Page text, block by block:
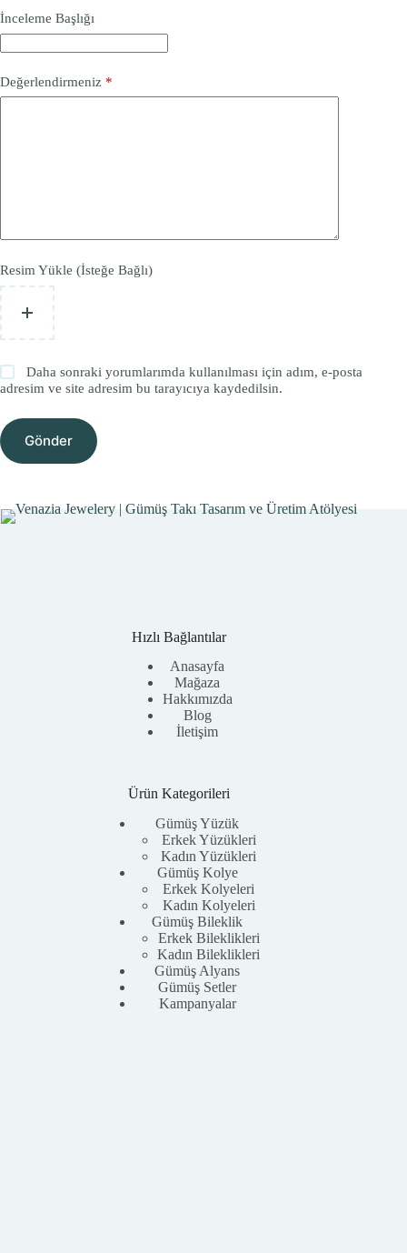
İnceleme Başlığı
Değerlendirmeniz *
Resim Yükle (İsteğe Bağlı)
Daha sonraki yorumlarımda kullanılması için adım, e-posta
adresim ve site adresim bu tarayıcıya kaydedilsin.
Gönder
Hızlı Bağlantılar
Anasayfa
Mağaza
Hakkımızda
Blog
İletişim
Ürün Kategorileri
Gümüş Yüzük
Erkek Yüzükleri
Kadın Yüzükleri
Gümüş Kolye
Erkek Kolyeleri
Kadın Kolyeleri
Gümüş Bileklik
Erkek Bileklikleri
Kadın Bileklikleri
Gümüş Alyans
Gümüş Setler
Kampanyalar